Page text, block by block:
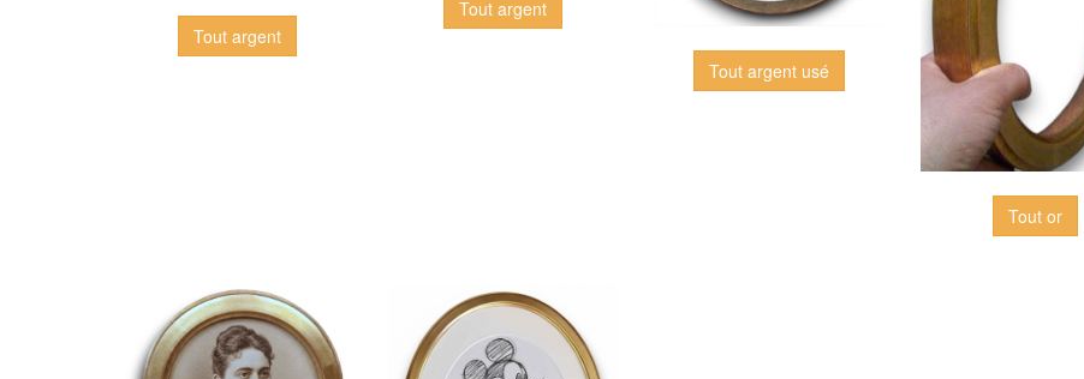
Tout argent
Tout argent
Tout argent usé
Tout or